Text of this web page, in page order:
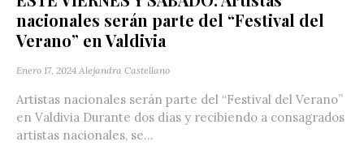
nacionales serán parte del “Festival del
Verano” en Valdivia
Enero 17, 2024 Alejandra Castellano
Artistas nacionales serán parte del “Festival del Verano”
en Valdivia Durante dos días y recibiendo a consagrados
artistas nacionales, se...